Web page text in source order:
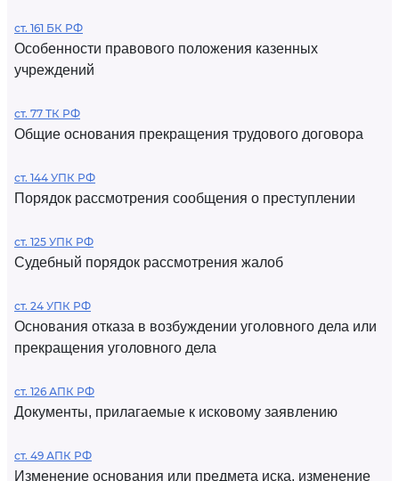
ст. 161 БК РФ
Особенности правового положения казенных
учреждений
ст. 77 ТК РФ
Общие основания прекращения трудового договора
ст. 144 УПК РФ
Порядок рассмотрения сообщения о преступлении
ст. 125 УПК РФ
Судебный порядок рассмотрения жалоб
ст. 24 УПК РФ
Основания отказа в возбуждении уголовного дела или
прекращения уголовного дела
ст. 126 АПК РФ
Документы, прилагаемые к исковому заявлению
ст. 49 АПК РФ
Изменение основания или предмета иска, изменение